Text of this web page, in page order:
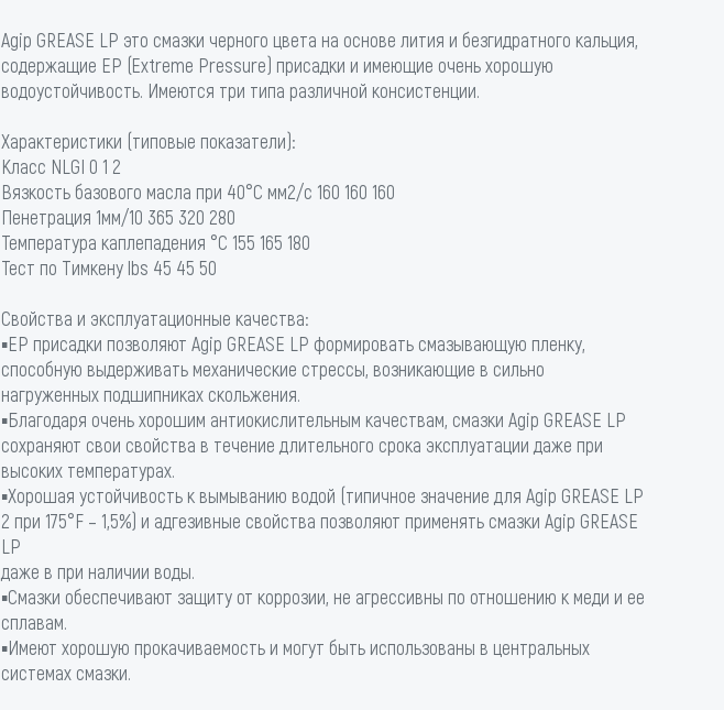
Agip GREASE LP это смазки черного цвета на основе лития и безгидратного кальция,
содержащие EP (Extreme Pressure) присадки и имеющие очень хорошую
водоустойчивость. Имеются три типа различной консистенции.
Характеристики (типовые показатели):
Класс NLGI 0 1 2
Вязкость базового масла при 40°С мм2/c 160 160 160
Пенетрация 1мм/10 365 320 280
Температура каплепадения °C 155 165 180
Тест по Тимкену lbs 45 45 50
Свойства и эксплуатационные качества:
▪EP присадки позволяют Agip GREASE LP формировать смазывающую пленку,
способную выдерживать механические стрессы, возникающие в сильно
нагруженных подшипниках скольжения.
▪Благодаря очень хорошим антиокислительным качествам, смазки Agip GREASE LP
сохраняют свои свойства в течение длительного срока эксплуатации даже при
высоких температурах.
▪Хорошая устойчивость к вымыванию водой (типичное значение для Agip GREASE LP
2 при 175°F – 1,5%) и адгезивные свойства позволяют применять смазки Agip GREASE
LP
даже в при наличии воды.
▪Смазки обеспечивают защиту от коррозии, не агрессивны по отношению к меди и ее
сплавам.
▪Имеют хорошую прокачиваемость и могут быть использованы в центральных
системах смазки.